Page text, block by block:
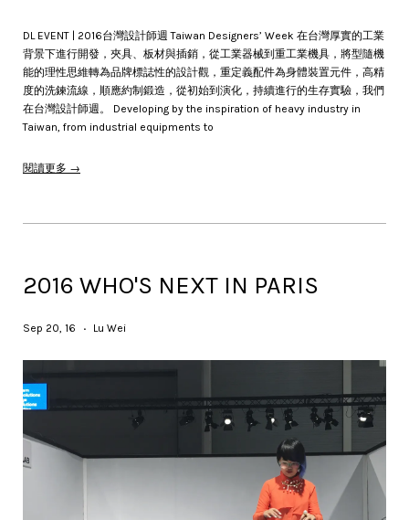
DL EVENT | 2016台灣設計師週 Taiwan Designers’ Week 在台灣厚實的工業
背景下進行開發，夾具、板材與插銷，從工業器械到重工業機具，將型隨機
能的理性思維轉為品牌標誌性的設計觀，重定義配件為身體裝置元件，高精
度的洗鍊流線，順應約制鍛造，從初始到演化，持續進行的生存實驗，我們
在台灣設計師週。 Developing by the inspiration of heavy industry in
Taiwan, from industrial equipments to
閱讀更多 →
2016 WHO'S NEXT IN PARIS
Sep 20, 16 • Lu Wei